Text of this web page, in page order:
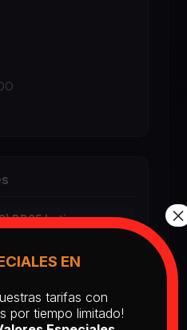
BD25 Latino
Dead: Part II
EN
tarifas con
por tiempo limitado!
×